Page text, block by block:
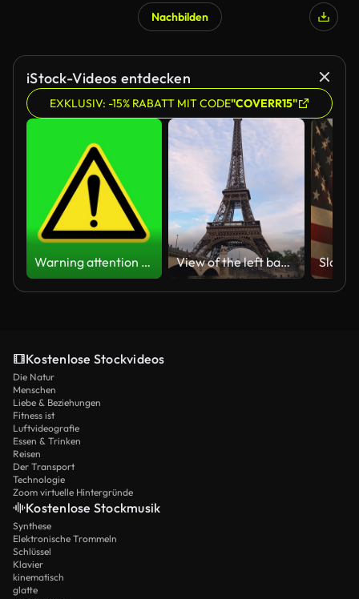
Nachbilden
iStock-Videos entdecken
EXKLUSIV: -15% RABATT MIT CODE"COVERR15"
Warning attention yellow hazard message street sign 4k green screen caution animation View of the left bank of the Seine River, the Eiffel Tower, boats sailing on the river, the Quai Jacques-Chirac embankment and Pont d'Iena, Jena Bridge spanning the River Seine of Paris, France.
Kostenlose Stockvideos
Die Natur
Menschen
Liebe & Beziehungen
Fitness ist
Luftvideografie
Essen & Trinken
Reisen
Der Transport
Technologie
Zoom virtuelle Hintergründe
Kostenlose Stockmusik
Synthese
Elektronische Trommeln
Schlüssel
Klavier
kinematisch
glatte